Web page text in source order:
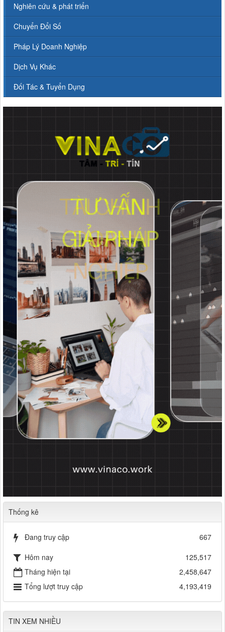
Nghiên cứu & phát triển
Chuyển Đổi Số
Pháp Lý Doanh Nghiệp
Dịch Vụ Khác
Đối Tác & Tuyển Dụng
Thống kê
Đang truy cập
667
Hôm nay
125,517
Tháng hiện tại
2,458,647
Tổng lượt truy cập
4,193,419
TIN XEM NHIỀU